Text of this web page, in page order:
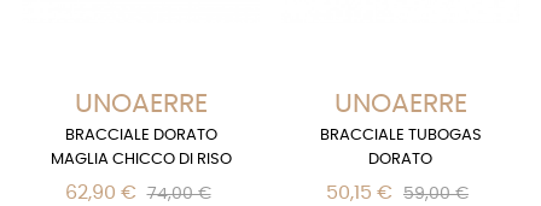
UNOAERRE
BRACCIALE DORATO
MAGLIA CHICCO DI RISO
62,90 € 74,00 €
UNOAERRE
BRACCIALE TUBOGAS
DORATO
50,15 € 59,00 €